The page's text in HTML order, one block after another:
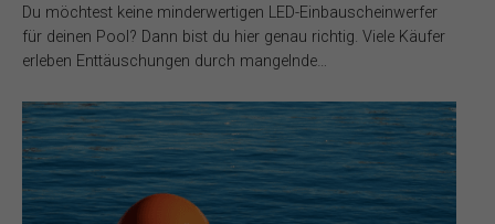
Du möchtest keine minderwertigen LED-Einbauscheinwerfer
für deinen Pool? Dann bist du hier genau richtig. Viele Käufer
erleben Enttäuschungen durch mangelnde…